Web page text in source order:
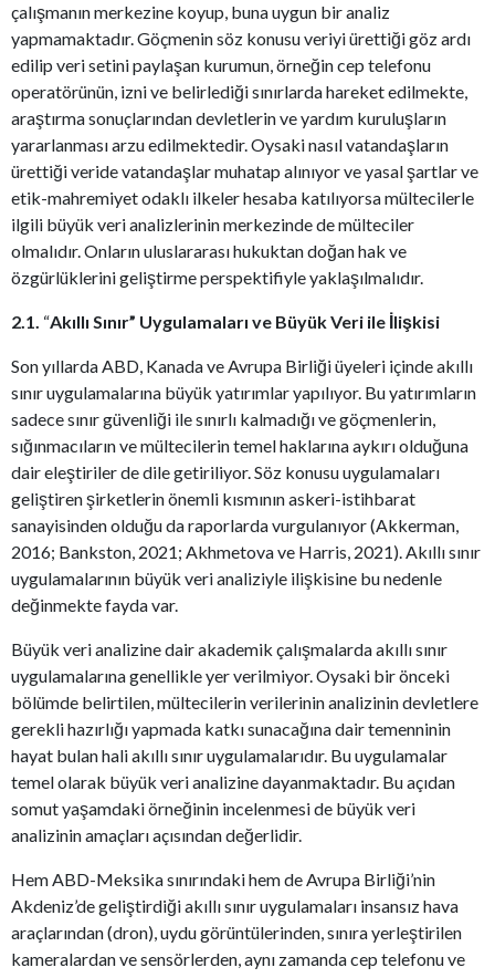
çalışmanın merkezine koyup, buna uygun bir analiz
yapmamaktadır. Göçmenin söz konusu veriyi ürettiği göz ardı
edilip veri setini paylaşan kurumun, örneğin cep telefonu
operatörünün, izni ve belirlediği sınırlarda hareket edilmekte,
araştırma sonuçlarından devletlerin ve yardım kuruluşların
yararlanması arzu edilmektedir. Oysaki nasıl vatandaşların
ürettiği veride vatandaşlar muhatap alınıyor ve yasal şartlar ve
etik-mahremiyet odaklı ilkeler hesaba katılıyorsa mültecilerle
ilgili büyük veri analizlerinin merkezinde de mülteciler
olmalıdır. Onların uluslararası hukuktan doğan hak ve
özgürlüklerini geliştirme perspektifiyle yaklaşılmalıdır.
2.1. “Akıllı Sınır” Uygulamaları ve Büyük Veri ile İlişkisi
Son yıllarda ABD, Kanada ve Avrupa Birliği üyeleri içinde akıllı
sınır uygulamalarına büyük yatırımlar yapılıyor. Bu yatırımların
sadece sınır güvenliği ile sınırlı kalmadığı ve göçmenlerin,
sığınmacıların ve mültecilerin temel haklarına aykırı olduğuna
dair eleştiriler de dile getiriliyor. Söz konusu uygulamaları
geliştiren şirketlerin önemli kısmının askeri-istihbarat
sanayisinden olduğu da raporlarda vurgulanıyor (Akkerman,
2016; Bankston, 2021; Akhmetova ve Harris, 2021). Akıllı sınır
uygulamalarının büyük veri analiziyle ilişkisine bu nedenle
değinmekte fayda var.
Büyük veri analizine dair akademik çalışmalarda akıllı sınır
uygulamalarına genellikle yer verilmiyor. Oysaki bir önceki
bölümde belirtilen, mültecilerin verilerinin analizinin devletlere
gerekli hazırlığı yapmada katkı sunacağına dair temenninin
hayat bulan hali akıllı sınır uygulamalarıdır. Bu uygulamalar
temel olarak büyük veri analizine dayanmaktadır. Bu açıdan
somut yaşamdaki örneğinin incelenmesi de büyük veri
analizinin amaçları açısından değerlidir.
Hem ABD-Meksika sınırındaki hem de Avrupa Birliği’nin
Akdeniz’de geliştirdiği akıllı sınır uygulamaları insansız hava
araçlarından (dron), uydu görüntülerinden, sınıra yerleştirilen
kameralardan ve sensörlerden, aynı zamanda cep telefonu ve